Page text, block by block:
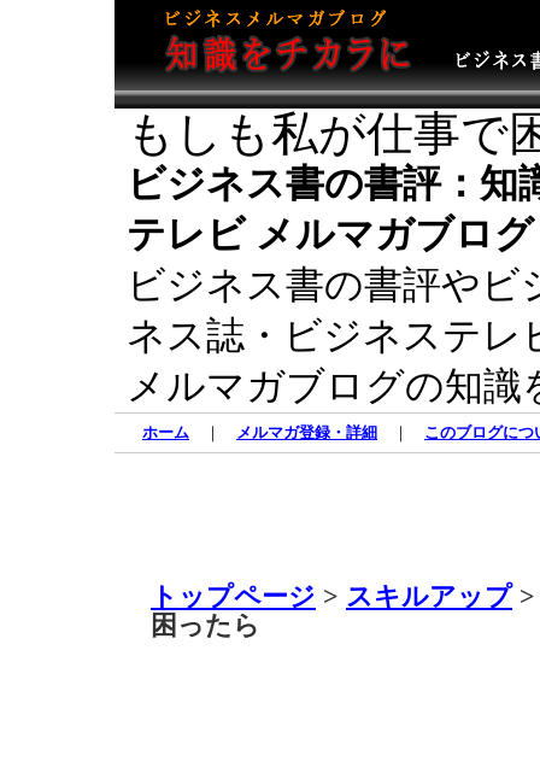
もしも私が仕事で
ビジネス書の書評：
テレビ メルマガブログ
ビジネス書の書評や
ネス誌・ビジネステ
メルマガブログの知識
ホーム ｜ メルマガ登録・詳細 ｜ このブログにつ
トップページ > スキルアップ>
困ったら